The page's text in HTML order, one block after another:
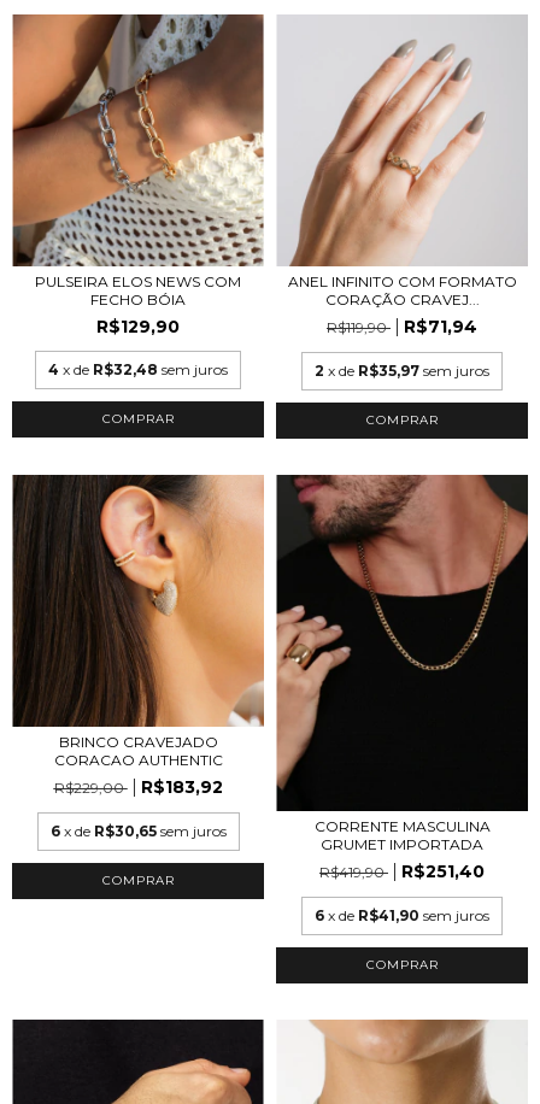
PULSEIRA ELOS NEWS COM
FECHO BÓIA
R$129,90
4 x de R$32,48 sem juros
COMPRAR
ANEL INFINITO COM FORMATO
CORAÇÃO CRAVEJ...
R$119,90
R$71,94
2 x de R$35,97 sem juros
COMPRAR
BRINCO CRAVEJADO
CORACAO AUTHENTIC
R$229,00
R$183,92
6 x de R$30,65 sem juros
CORRENTE MASCULINA
GRUMET IMPORTADA
R$419,90
R$251,40
6 x de R$41,90 sem juros
COMPRAR